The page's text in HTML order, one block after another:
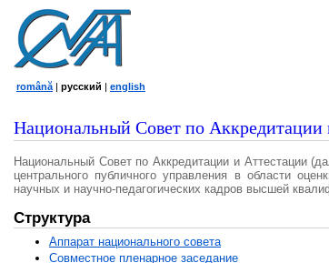
română | русский | english
Национальный Совет по Аккредитации
Национальный Совет по Аккредитации и Аттестации
центрального публичного управления в области
научных и научно-педагогических кадров высшей
Структура
Аппарат национального совета
Совместное пленарное заседание